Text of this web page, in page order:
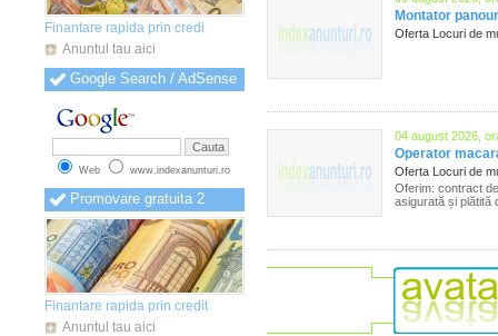
Anunturi Gorj(830)
Anunturi Harghita (831)
Anunturi Hunedoara
Anunturi Ialomita
Anunturi Iasi(833)
Anunturi Ilfov(838)
Anunturi Maramures
Anunturi Mehedinti
Anunturi Mures(830)
Anunturi Neamt(832)
Anunturi Olt(830)
Anunturi Oradea(832)
Anunturi Prahova(831)
Anunturi Salaj(833)
Anunturi Satu Mare(835)
Anunturi Sibiu(839)
Anunturi Suceava(840)
Anunturi Teleorman(838)
Anunturi Timis(841)
Anunturi Tulcea
Finantare rapida prin credi
Anuntul tau aici
Google Search / AdSense
Web www.indexanunturi.ro
Promovare gratuita 2
Finantare rapida prin credit
Anuntul tau aici
Montator
Oferta Locuri de
04 august 2026,
Operator
Oferta Locuri de
Oferim: contract
asigurată și plătită